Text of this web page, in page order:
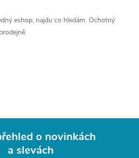
eshop, najdu co hledám. Ochotný
o novinkách
a slevách